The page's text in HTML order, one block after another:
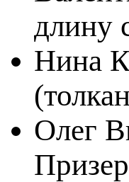
длину
Нина
Олег